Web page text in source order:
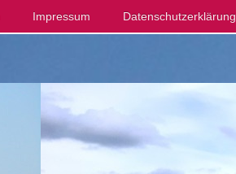
Impressum Datenschutzerklärung